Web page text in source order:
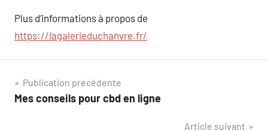
Plus d’informations à propos de
https://lagalerieduchanvre.fr/
Navigation
de
Publication précédente
Mes conseils pour cbd en ligne
Article suivant